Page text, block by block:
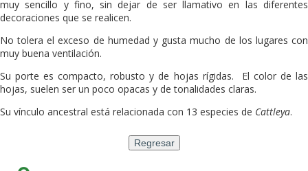
muy sencillo y fino, sin dejar de ser llamativo en las diferentes
decoraciones que se realicen.
No tolera el exceso de humedad y gusta mucho de los lugares con
muy buena ventilación.
Su porte es compacto, robusto y de hojas rígidas. El color de las
hojas, suelen ser un poco opacas y de tonalidades claras.
Su vínculo ancestral está relacionada con 13 especies de Cattleya.